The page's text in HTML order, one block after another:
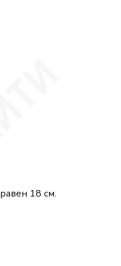
равен 18 см.